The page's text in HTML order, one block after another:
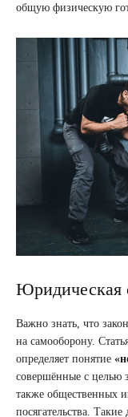
общую физическую
Юридическая
Важно знать, что
на самооборону.
определяет понятие
совершённые с целью
также общественных
посягательства.